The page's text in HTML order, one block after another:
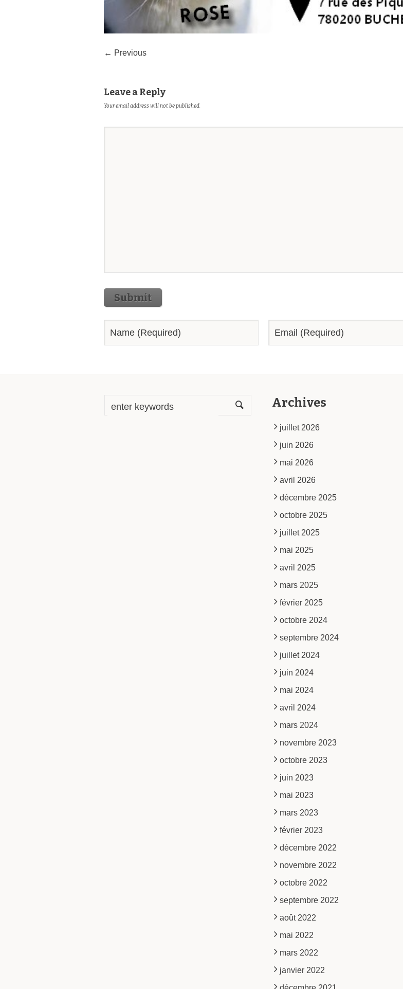
← Previous
Leave a Reply
Your email address will not be published.
Submit
Archives
juillet 2026
juin 2026
mai 2026
avril 2026
décembre 2025
octobre 2025
juillet 2025
mai 2025
avril 2025
mars 2025
février 2025
octobre 2024
septembre 2024
juillet 2024
juin 2024
mai 2024
avril 2024
mars 2024
novembre 2023
octobre 2023
juin 2023
mai 2023
mars 2023
février 2023
décembre 2022
novembre 2022
octobre 2022
septembre 2022
août 2022
mai 2022
mars 2022
janvier 2022